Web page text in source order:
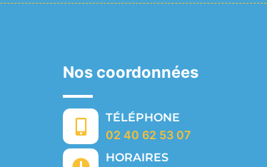
Nos coordonnées
TÉLÉPHONE
02 40 62 53 07
HORAIRES